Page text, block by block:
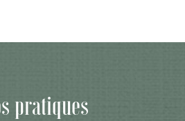
pratiques